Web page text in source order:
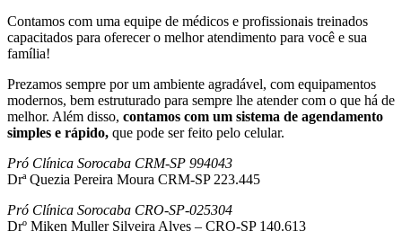
Contamos com uma equipe de médicos e profissionais treinados
capacitados para oferecer o melhor atendimento para você e sua
família!
Prezamos sempre por um ambiente agradável, com equipamentos
modernos, bem estruturado para sempre lhe atender com o que há de
melhor. Além disso, contamos com um sistema de agendamento
simples e rápido, que pode ser feito pelo celular.
Pró Clínica Sorocaba CRM-SP 994043
Drª Quezia Pereira Moura CRM-SP 223.445
Pró Clínica Sorocaba CRO-SP-025304
Drº Miken Muller Silveira Alves – CRO-SP 140.613